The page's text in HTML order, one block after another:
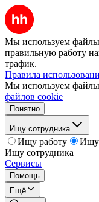
Мы используем файлы
правильную работу
трафик.
Правила
Мы используем
файлов cookie
Понятно
Ищу сотрудника
Ищу работу
Ищу
Ищу сотрудника
Сервисы
Помощь
Ещё